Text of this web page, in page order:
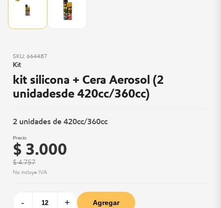
SKU: 664487
Kit
kit silicona + Cera Aerosol (2
unidadesde 420cc/360cc)
2 unidades de 420cc/360cc
Precio
$ 3.000
$ 4.757
No incluye IVA
- + Agregar